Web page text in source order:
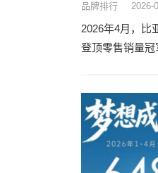
品牌排行 2026-
2026年4月，比
登顶零售销量